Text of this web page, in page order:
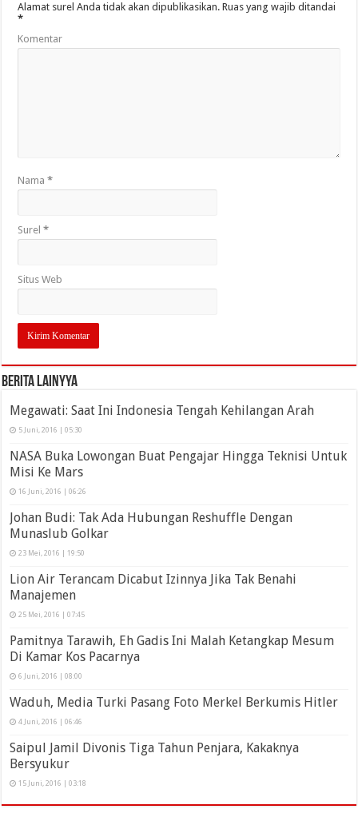
Alamat surel Anda tidak akan dipublikasikan. Ruas yang wajib ditandai
*
Komentar
Nama*
Surel*
Situs Web
Berita Lainyya
Megawati: Saat Ini Indonesia Tengah Kehilangan Arah
5 Juni, 2016 | 05:30
NASA Buka Lowongan Buat Pengajar Hingga Teknisi Untuk
Misi Ke Mars
16 Juni, 2016 | 06:26
Johan Budi: Tak Ada Hubungan Reshuffle Dengan
Munaslub Golkar
23 Mei, 2016 | 19:50
Lion Air Terancam Dicabut Izinnya Jika Tak Benahi
Manajemen
25 Mei, 2016 | 07:45
Pamitnya Tarawih, Eh Gadis Ini Malah Ketangkap Mesum
Di Kamar Kos Pacarnya
6 Juni, 2016 | 08:00
Waduh, Media Turki Pasang Foto Merkel Berkumis Hitler
4 Juni, 2016 | 06:46
Saipul Jamil Divonis Tiga Tahun Penjara, Kakaknya
Bersyukur
15 Juni, 2016 | 03:18